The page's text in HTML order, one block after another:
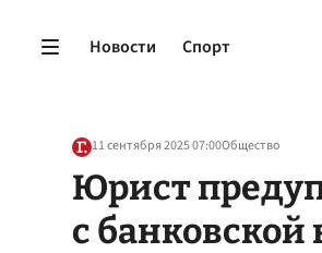
Новости Спорт
11 сентября 2025 07:00Общество
Юрист
с банковской